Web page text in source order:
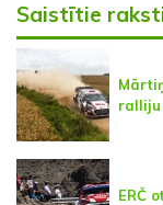
Saistītie
ralliju
ERČ